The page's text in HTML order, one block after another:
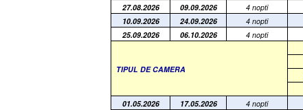
27.08.2026
09.09.2026 4 nopti
10.09.2026
24.09.2026 4 nopti
25.09.2026
06.10.2026 4 nopti
TIPUL DE CAMERA
01.05.2026
17.05.2026 4 nopti